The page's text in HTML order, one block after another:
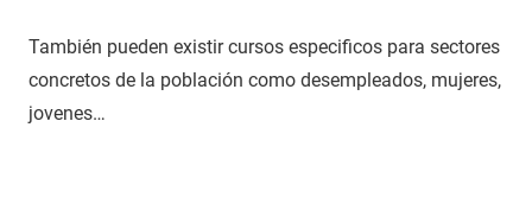
También pueden existir cursos especificos para sectores
concretos de la población como desempleados, mujeres,
jovenes…